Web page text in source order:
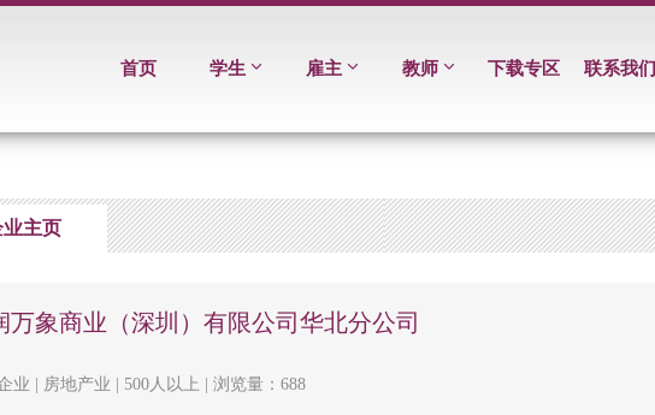
首页 学生 雇主 教师 下载专区 联系我们
业主页
万象商业（深圳）有限公司华北分公司
业 | 房地产业 | 500人以上 | 浏览量：688